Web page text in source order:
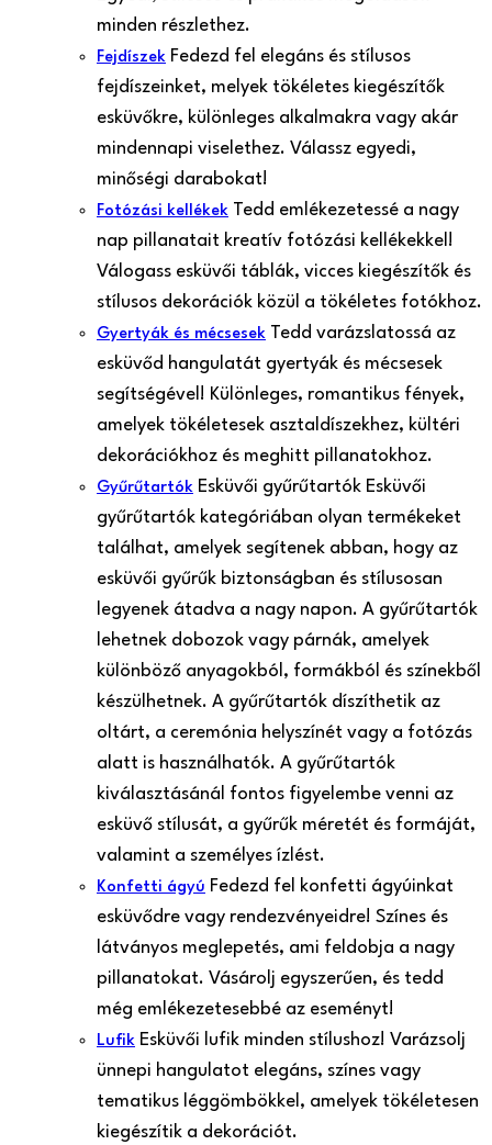
minden részlethez.
Fejdíszek Fedezd fel elegáns és stílusos
fejdíszeinket, melyek tökéletes kiegészítők
esküvőkre, különleges alkalmakra vagy akár
mindennapi viselethez. Válassz egyedi,
minőségi darabokat!
Fotózási kellékek Tedd emlékezetessé a nagy
nap pillanatait kreatív fotózási kellékekkel!
Válogass esküvői táblák, vicces kiegészítők és
stílusos dekorációk közül a tökéletes fotókhoz.
Gyertyák és mécsesek Tedd varázslatossá az
esküvőd hangulatát gyertyák és mécsesek
segítségével! Különleges, romantikus fények,
amelyek tökéletesek asztaldíszekhez, kültéri
dekorációkhoz és meghitt pillanatokhoz.
Gyűrűtartók Esküvői gyűrűtartók Esküvői
gyűrűtartók kategóriában olyan termékeket
találhat, amelyek segítenek abban, hogy az
esküvői gyűrűk biztonságban és stílusosan
legyenek átadva a nagy napon. A gyűrűtartók
lehetnek dobozok vagy párnák, amelyek
különböző anyagokból, formákból és színekből
készülhetnek. A gyűrűtartók díszíthetik az
oltárt, a ceremónia helyszínét vagy a fotózás
alatt is használhatók. A gyűrűtartók
kiválasztásánál fontos figyelembe venni az
esküvő stílusát, a gyűrűk méretét és formáját,
valamint a személyes ízlést.
Konfetti ágyú Fedezd fel konfetti ágyúinkat
esküvődre vagy rendezvényeidre! Színes és
látványos meglepetés, ami feldobja a nagy
pillanatokat. Vásárolj egyszerűen, és tedd
még emlékezetesebbé az eseményt!
Lufik Esküvői lufik minden stílushoz! Varázsolj
ünnepi hangulatot elegáns, színes vagy
tematikus léggömbökkel, amelyek tökéletesen
kiegészítik a dekorációt.